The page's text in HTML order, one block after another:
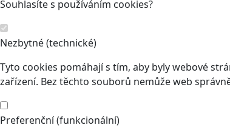
Souhlasíte s používáním cookies?
Nezbytné (technické)
Tyto cookies pomáhají s tím, aby byly webové
zařízení. Bez těchto souborů nemůže web
Preferenční (funkcionální)